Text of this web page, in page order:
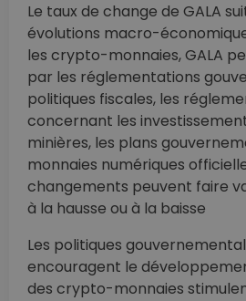
Le taux de change de GALA
évolutions macro-
les crypto-monnaies, GALA
par les réglementations
politiques fiscales, les
concernant les
minières, les plans
monnaies numériques
changements peuvent faire
à la hausse ou à la baisse
Les politiques
encouragent le
des crypto-monnaies